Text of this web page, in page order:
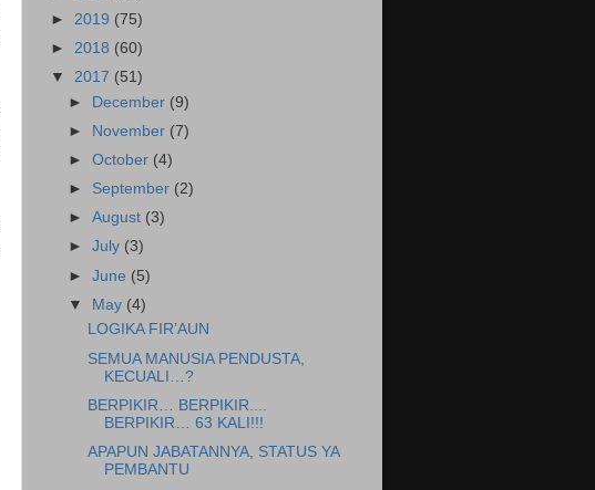
► 2019 (75)
► 2018 (60)
▼ 2017 (51)
►
December (9)
►
November (7)
►October (4)
► September (2)
►August (3)
►July (3)
►June (5)
▼ May (4)
LOGIKA FIR’AUN
SEMUA MANUSIA PENDUSTA,
KECUALI…?
BERPIKIR… BERPIKIR....
BERPIKIR… 63 KALI!!!
APAPUN JABATANNYA, STATUS YA
PEMBANTU